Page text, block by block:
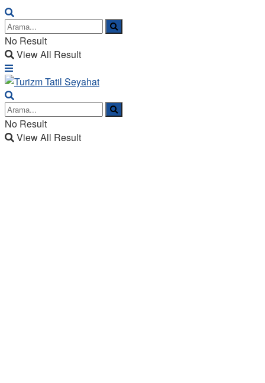
No Result
View All Result
No Result
View All Result